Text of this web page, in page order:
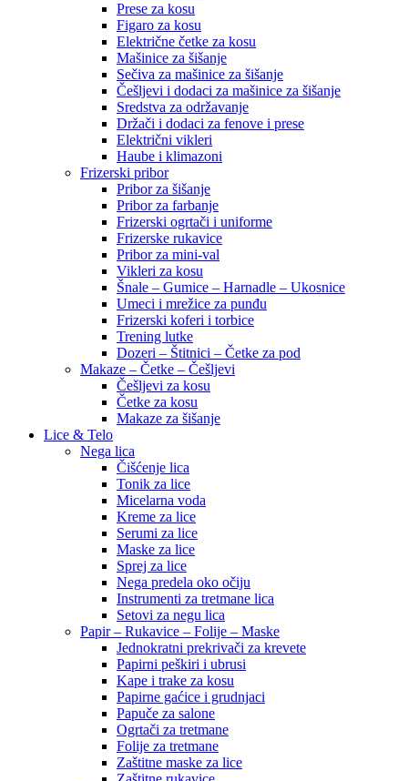
Prese za kosu
Figaro za kosu
Električne četke za kosu
Mašinice za šišanje
Sečiva za mašinice za šišanje
Češljevi i dodaci za mašinice za šišanje
Sredstva za održavanje
Držači i dodaci za fenove i prese
Električni vikleri
Haube i klimazoni
Frizerski pribor
Pribor za šišanje
Pribor za farbanje
Frizerski ogrtači i uniforme
Frizerske rukavice
Pribor za mini-val
Vikleri za kosu
Šnale – Gumice – Harnadle – Ukosnice
Umeci i mrežice za punđu
Frizerski koferi i torbice
Trening lutke
Dozeri – Štitnici – Četke za pod
Makaze – Četke – Češljevi
Češljevi za kosu
Četke za kosu
Makaze za šišanje
Lice & Telo
Nega lica
Čišćenje lica
Tonik za lice
Micelarna voda
Kreme za lice
Serumi za lice
Maske za lice
Sprej za lice
Nega predela oko očiju
Instrumenti za tretmane lica
Setovi za negu lica
Papir – Rukavice – Folije – Maske
Jednokratni prekrivači za krevete
Papirni peškiri i ubrusi
Kape i trake za kosu
Papirne gaćice i grudnjaci
Papuče za salone
Ogrtači za tretmane
Folije za tretmane
Zaštitne maske za lice